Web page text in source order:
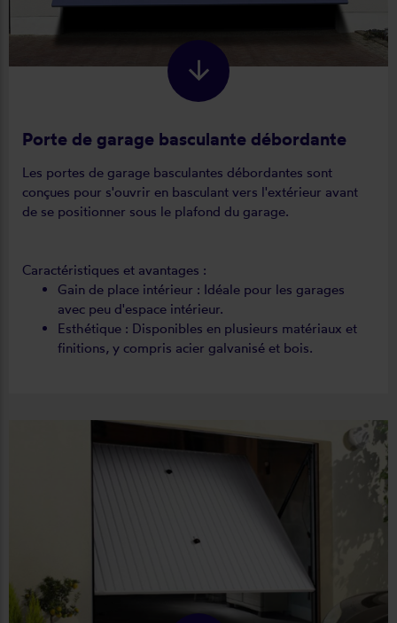
Porte de garage basculante débordante
Les portes de garage basculantes débordantes sont
conçues pour s'ouvrir en basculant vers l'extérieur avant
de se positionner sous le plafond du garage.
Caractéristiques et avantages :
Gain de place intérieur : Idéale pour les garages
avec peu d'espace intérieur.
Esthétique : Disponibles en plusieurs matériaux et
finitions, y compris acier galvanisé et bois.